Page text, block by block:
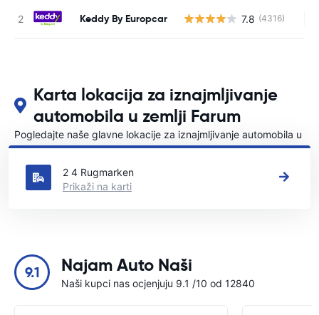
Keddy By Europcar 7.8 (4316)
Karta lokacija za iznajmljivanje
automobila u zemlji Farum
Pogledajte naše glavne lokacije za iznajmljivanje automobila u
Farum
2 4 Rugmarken
Prikaži na karti
9.1 Najam Auto Naši
Naši kupci nas ocjenjuju 9.1 /10 od 12840